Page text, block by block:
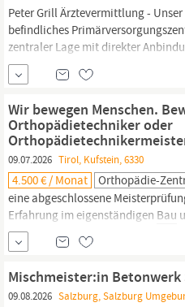
Peter Grill Ärztevermittlung -
befindliches
zentraler Lage mit direkter
Allgemeinmedizin und
Allgemeinmedizin in Voll- oder
Wir bewegen Menschen.
Orthopädietechniker oder
09.07.2026 Tirol, Kufstein, 6330
4.500 € / Monat Orthopädie-
eine abgeschlossene
Erfahrung im eigenständigen Bau
Orthesen und Prothesen.
Qualitätsbewusstsein und ein gutes
Menschen sowie eine
Mischmeister:in Betonwerk
09.08.2026 Salzburg, Salzburg